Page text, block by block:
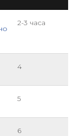
2-3 часа
4
5
6